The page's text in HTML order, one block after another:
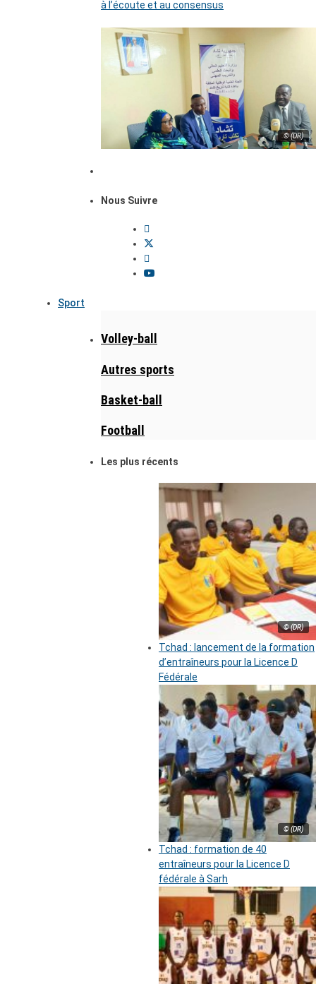
à l’écoute et au consensus
© (DR)
Nous Suivre
Sport
Volley-ball
Autres sports
Basket-ball
Football
Les plus récents
© (DR)
Tchad : lancement de la formation
d’entraîneurs pour la Licence D
Fédérale
© (DR)
Tchad : formation de 40
entraîneurs pour la Licence D
fédérale à Sarh